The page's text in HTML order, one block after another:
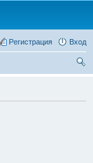
Вход
Регистрация